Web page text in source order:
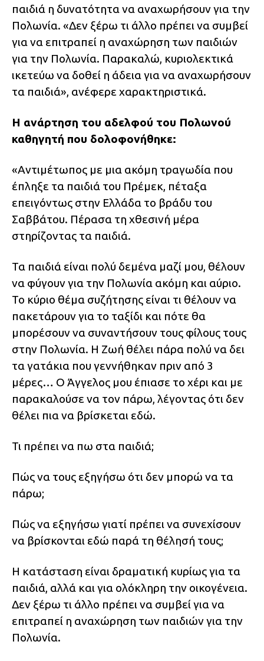
παιδιά η δυνατότητα να αναχωρήσουν για την
Πολωνία. «Δεν ξέρω τι άλλο πρέπει να συμβεί
για να επιτραπεί η αναχώρηση των παιδιών
για την Πολωνία. Παρακαλώ, κυριολεκτικά
ικετεύω να δοθεί η άδεια για να αναχωρήσουν
τα παιδιά», ανέφερε χαρακτηριστικά.
Η ανάρτηση του αδελφού του Πολωνού
καθηγητή που δολοφονήθηκε:
«Αντιμέτωπος με μια ακόμη τραγωδία που
έπληξε τα παιδιά του Πρέμεκ, πέταξα
επειγόντως στην Ελλάδα το βράδυ του
Σαββάτου. Πέρασα τη χθεσινή μέρα
στηρίζοντας τα παιδιά.
Τα παιδιά είναι πολύ δεμένα μαζί μου, θέλουν
να φύγουν για την Πολωνία ακόμη και αύριο.
Το κύριο θέμα συζήτησης είναι τι θέλουν να
πακετάρουν για το ταξίδι και πότε θα
μπορέσουν να συναντήσουν τους φίλους τους
στην Πολωνία. Η Ζωή θέλει πάρα πολύ να δει
τα γατάκια που γεννήθηκαν πριν από 3
μέρες… Ο Άγγελος μου έπιασε το χέρι και με
παρακαλούσε να τον πάρω, λέγοντας ότι δεν
θέλει πια να βρίσκεται εδώ.
Τι πρέπει να πω στα παιδιά;
Πώς να τους εξηγήσω ότι δεν μπορώ να τα
πάρω;
Πώς να εξηγήσω γιατί πρέπει να συνεχίσουν
να βρίσκονται εδώ παρά τη θέλησή τους;
Η κατάσταση είναι δραματική κυρίως για τα
παιδιά, αλλά και για ολόκληρη την οικογένεια.
Δεν ξέρω τι άλλο πρέπει να συμβεί για να
επιτραπεί η αναχώρηση των παιδιών για την
Πολωνία.